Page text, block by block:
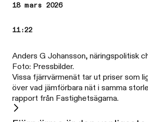
18 mars 2026
11:22
Anders G Johansson, näringspolitisk
Foto: Pressbilder.
Vissa fjärrvärmenät tar ut priser som
över vad jämförbara nät i samma
rapport från Fastighetsägarna.